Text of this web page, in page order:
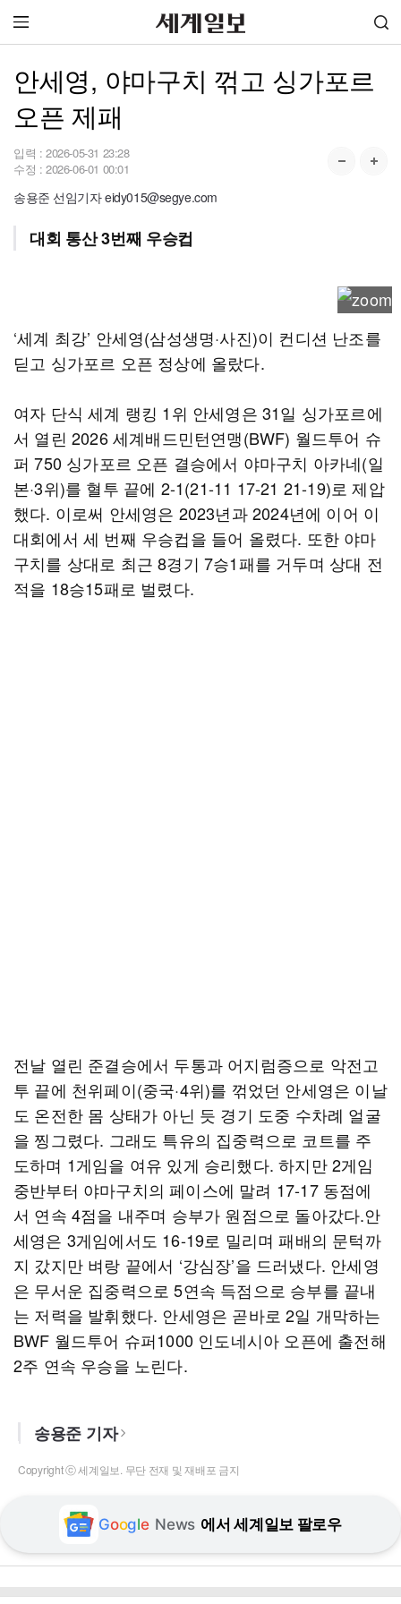
안세영, 야마구치 꺾고 싱가포르
오픈 제패
입력 : 2026-05-31 23:28
수정 : 2026-06-01 00:01
송용준 선임기자 eidy015@segye.com
대회 통산 3번째 우승컵
‘세계 최강’ 안세영(삼성생명·사진)이 컨디션 난조를
딛고 싱가포르 오픈 정상에 올랐다.
여자 단식 세계 랭킹 1위 안세영은 31일 싱가포르에
서 열린 2026 세계배드민턴연맹(BWF) 월드투어 슈
퍼 750 싱가포르 오픈 결승에서 야마구치 아카네(일
본·3위)를 혈투 끝에 2-1(21-11 17-21 21-19)로 제압
했다. 이로써 안세영은 2023년과 2024년에 이어 이
대회에서 세 번째 우승컵을 들어 올렸다. 또한 야마
구치를 상대로 최근 8경기 7승1패를 거두며 상대 전
적을 18승15패로 벌렸다.
전날 열린 준결승에서 두통과 어지럼증으로 악전고
투 끝에 천위페이(중국·4위)를 꺾었던 안세영은 이날
도 온전한 몸 상태가 아닌 듯 경기 도중 수차례 얼굴
을 찡그렸다. 그래도 특유의 집중력으로 코트를 주
도하며 1게임을 여유 있게 승리했다. 하지만 2게임
중반부터 야마구치의 페이스에 말려 17-17 동점에
서 연속 4점을 내주며 승부가 원점으로 돌아갔다.안
세영은 3게임에서도 16-19로 밀리며 패배의 문턱까
지 갔지만 벼랑 끝에서 ‘강심장’을 드러냈다. 안세영
은 무서운 집중력으로 5연속 득점으로 승부를 끝내
는 저력을 발휘했다. 안세영은 곧바로 2일 개막하는
BWF 월드투어 슈퍼1000 인도네시아 오픈에 출전해
2주 연속 우승을 노린다.
송용준 기자
Copyright ⓒ 세계일보. 무단 전재 및 재배포 금지
Google News 에서 세계일보 팔로우